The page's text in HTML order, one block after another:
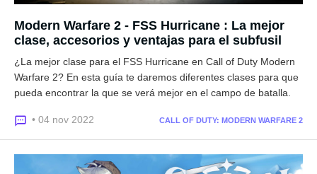
Modern Warfare 2 - FSS Hurricane : La mejor
clase, accesorios y ventajas para el subfusil
¿La mejor clase para el FSS Hurricane en Call of Duty Modern
Warfare 2? En esta guía te daremos diferentes clases para que
pueda encontrar la que se verá mejor en el campo de batalla.
• 04 nov 2022 CALL OF DUTY: MODERN WARFARE 2